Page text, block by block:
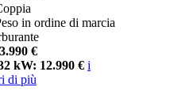
in ordine di marcia
€
kW: 12.990 € i
di più